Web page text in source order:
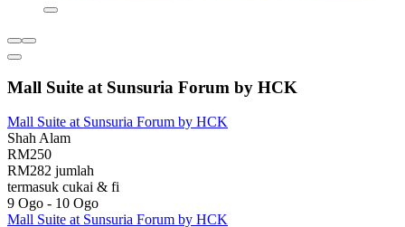
Mall Suite at Sunsuria Forum by HCK
Mall Suite at Sunsuria Forum by HCK
Shah Alam
RM250
RM282 jumlah
termasuk cukai & fi
9 Ogo - 10 Ogo
Mall Suite at Sunsuria Forum by HCK